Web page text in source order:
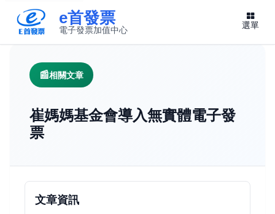
e首發票
電子發票加值中心 選單
相關文章
崔媽媽基金會導入無實體電子發
票
文章資訊